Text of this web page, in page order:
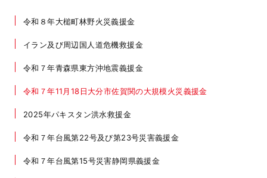
令和８年大槌町林野火災義援金
イラン及び周辺国人道危機救援金
令和７年青森県東方沖地震義援金
令和７年11月18日大分市佐賀関の大規模火災義援金
2025年パキスタン洪水救援金
令和７年台風第22号及び第23号災害義援金
令和７年台風第15号災害静岡県義援金